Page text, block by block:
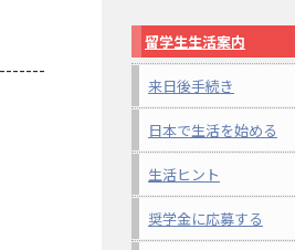
留学生生活案内
来日後手続き
日本で生活を始める
生活ヒント
奨学金に応募する